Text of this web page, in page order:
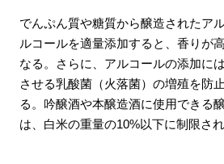
でんぷん質や糖質から醸造されたア
ルコールを適量添加すると、香りが
なる。さらに、アルコールの添加に
させる乳酸菌（火落菌）の増殖を防
る。吟醸酒や本醸造酒に使用できる
は、白米の重量の10%以下に制限され